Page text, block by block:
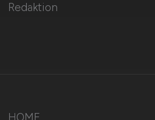
Redaktion